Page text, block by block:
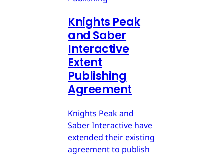
Knights Peak
and Saber
Interactive
Extent
Publishing
Agreement
Knights Peak and
Saber Interactive have
extended their existing
agreement to publish